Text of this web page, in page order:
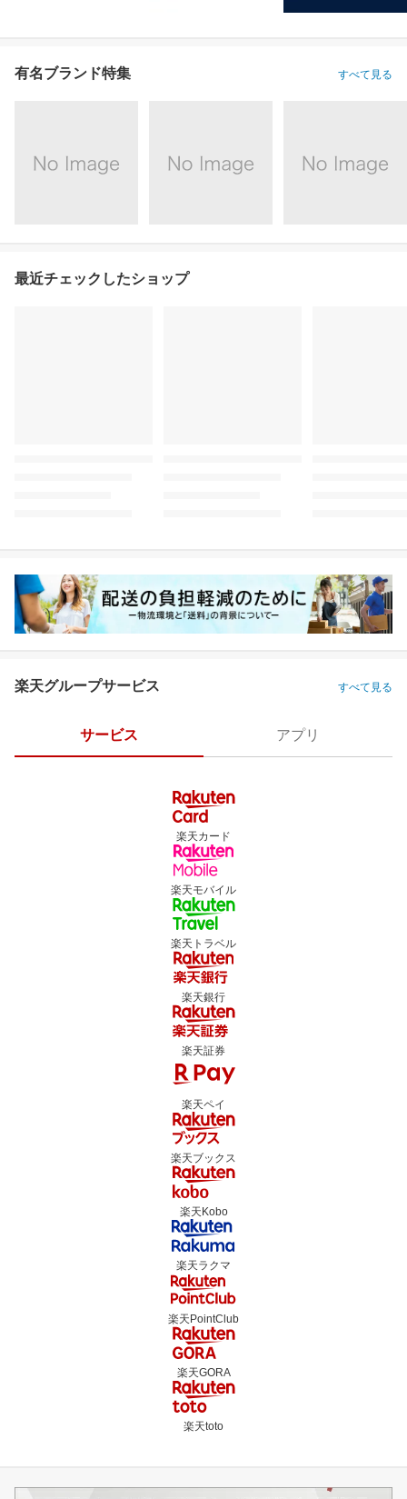
有名ブランド特集 すべて見る
最近チェックしたショップ
楽天グループサービス すべて見る
サービス アプリ
楽天カード
楽天モバイル
楽天トラベル
楽天銀行
楽天証券
楽天ペイ
楽天ブックス
楽天Kobo
楽天ラクマ
楽天PointClub
楽天GORA
楽天toto